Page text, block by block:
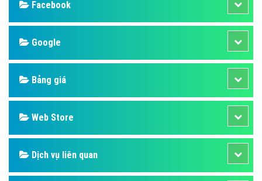
Design